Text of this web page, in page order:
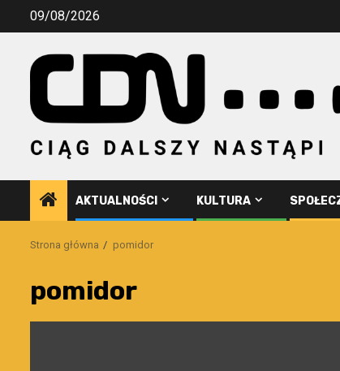
Przejdź09/08/2026
AKTUALNOŚCI KULTURA
Strona główna pomidor
pomidor